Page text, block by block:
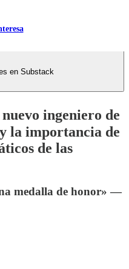
en Substack
ingeniero de
la importancia de
de las
medalla de honor» —